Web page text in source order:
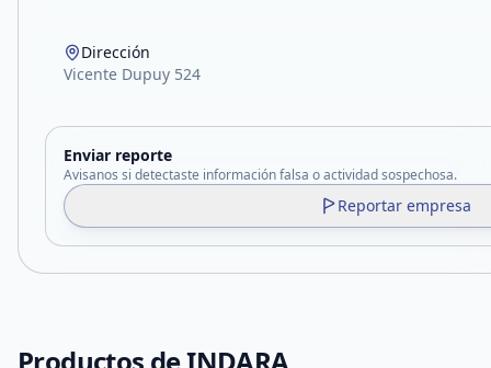
Dirección
Vicente Dupuy 524
Enviar reporte
Avisanos si detectaste información falsa o actividad sospechosa.
Reportar empresa